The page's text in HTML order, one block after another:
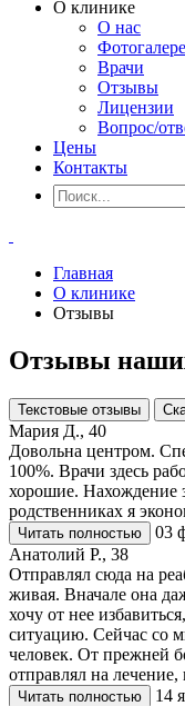
О клинике
О нас
Врачи
Отзывы
Лицензии
Вопрос/
Цены
Контакты
Главная
О клинике
Отзывы
Отзывы
Текстовые отзывы
Мария Д., 40
Довольна центром.
100%. Врачи здесь
хорошие. Нахождение
родственниках я
Читать полностью
03
Анатолий Р., 38
Отправлял сюда на
живая. Вначале она
хочу от нее
ситуацию. Сейчас со
человек. От прежней
отправлял на лечение,
Читать полностью
14